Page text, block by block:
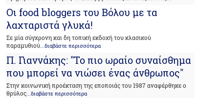
Οι food bloggers του Βόλου με τα
λαχταριστά γλυκά!
Σε μία σύγχρονη και δη τοπική εκδοχή του κλασικού
παραμυθιού...διαβάστε περισσότερα
Π. Γιαννάκης: "Το πιο ωραίο συναίσθημα
που μπορεί να νιώσει ένας άνθρωπος"
Στην κοινωνική προέκταση της εποποιάς του 1987 αναφέρθηκε ο
θρύλος...διαβάστε περισσότερα